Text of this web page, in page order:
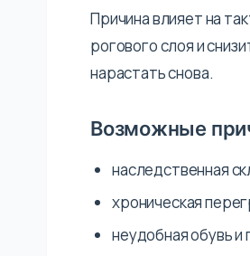
Причина влияет на
рогового слоя и
нарастать снова.
Возможные
наследственная
хроническая
неудобная обувь и